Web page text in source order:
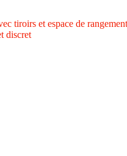
tiroirs et espace de
discret